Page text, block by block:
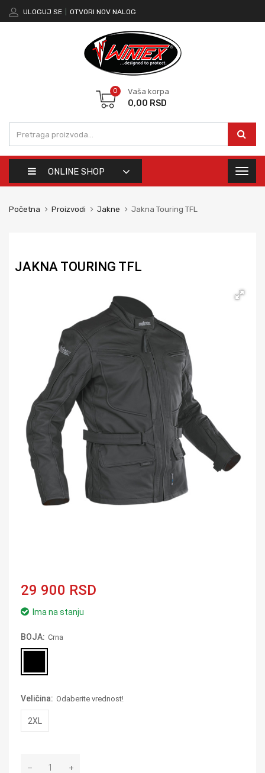
ULOGUJ SE OTVORI NOV NALOG
0 Vaša korpa
0,00 RSD
ONLINE SHOP
Toggle
Početna Proizvodi Jakne Jakna Touring TFL
JAKNA TOURING TFL
29 900 RSD
Ima na stanju
BOJA: Crna
Veličina: Odaberite vrednost!
2XL